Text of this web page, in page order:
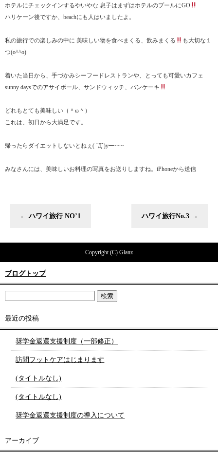
ホテルにチェックインするやいやな 息子はまずはホテルのプールにGO
ハリケーン後ですか、beachにも人はいましたよ。
私の旅行での楽しみの中に 美味しい物を食べまくる、飲みまくる
も大切な１
つ(o^^o)
着いた当日から、手づかみシーフードレストランや、とっても可愛いカフェ
sunny daysでのアサイボール、サンドウィッチ、パンケーキ
どれもとても美味しい（＾ω＾）
これは、初日から大満足です。
帰ったらダイエットしないとねぇ( ´Д`)y━･~~
みなさんには、美味しいお料理の写真をお送りしますね。iPhoneから送信
← ハワイ旅行 NO’1 ハワイ旅行No.3 →
Copyright (C) Glanz
ブログトップ
最近の投稿
奨学金返還支援制度（一部修正）
訪問フットケアはじまります
(タイトルなし)
(タイトルなし)
奨学金返還支援制度の導入について
アーカイブ